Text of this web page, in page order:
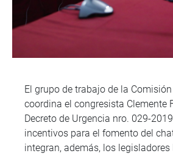
El grupo de trabajo de la
coordina el congresista Clemente
Decreto de Urgencia nro. 029-
incentivos para el fomento del
integran, además, los